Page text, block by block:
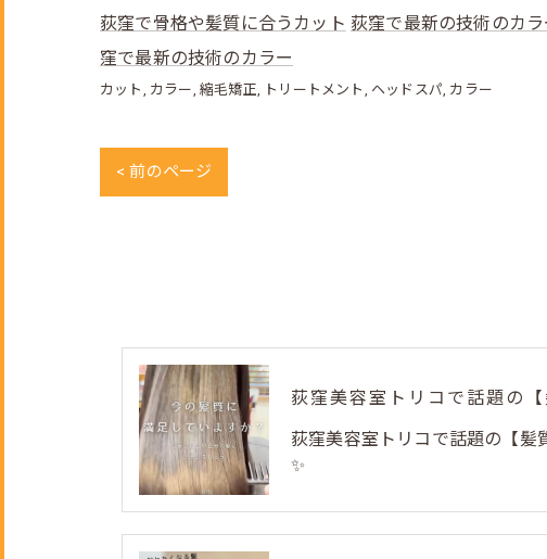
荻窪で骨格や髪質に合うカット 荻窪で最新の技術のカラ
窪で最新の技術のカラー
カット カラー 縮毛矯正 トリートメント ヘッドスパ カラー
< 前のページ
荻窪美容室トリコで話題の【髪
✨